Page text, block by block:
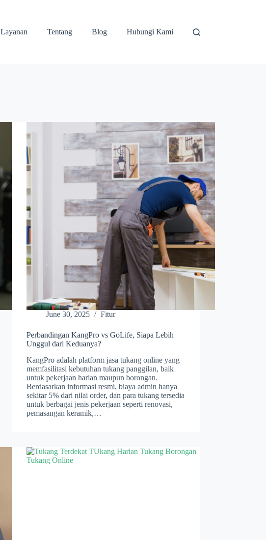
Layanan Tentang Blog Hubungi Kami
June 30, 2025 Fitur
Perbandingan KangPro vs GoLife, Siapa Lebih
Unggul dari Keduanya?
KangPro adalah platform jasa tukang online yang
memfasilitasi kebutuhan tukang panggilan, baik
untuk pekerjaan harian maupun borongan.
Berdasarkan informasi resmi, biaya admin hanya
sekitar 5% dari nilai order, dan para tukang tersedia
untuk berbagai jenis pekerjaan seperti renovasi,
pemasangan keramik,…